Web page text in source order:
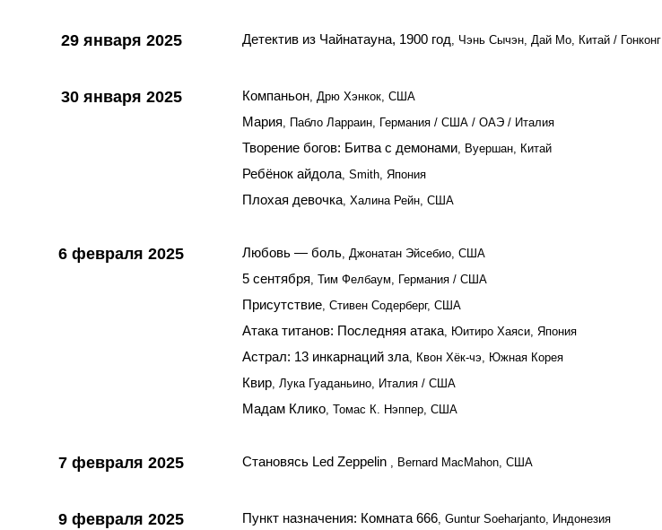
29 января 2025 Детектив из Чайнатауна, 1900 год, Чэнь Сычэн, Дай Мо, Китай / Гонконг
30 января 2025 Компаньон, Дрю Хэнкок, США
Мария, Пабло Ларраин, Германия / США / ОАЭ / Италия
Творение богов: Битва с демонами, Вуершан, Китай
Ребёнок айдола, Smith, Япония
Плохая девочка, Халина Рейн, США
6 февраля 2025 Любовь — боль, Джонатан Эйсебио, США
5 сентября, Тим Фелбаум, Германия / США
Присутствие, Стивен Содерберг, США
Атака титанов: Последняя атака, Юитиро Хаяси, Япония
Астрал: 13 инкарнаций зла, Квон Хёк-чэ, Южная Корея
Квир, Лука Гуаданьино, Италия / США
Мадам Клико, Томас К. Нэппер, США
7 февраля 2025 Становясь Led Zeppelin , Bernard MacMahon, США
9 февраля 2025 Пункт назначения: Комната 666, Guntur Soeharjanto, Индонезия